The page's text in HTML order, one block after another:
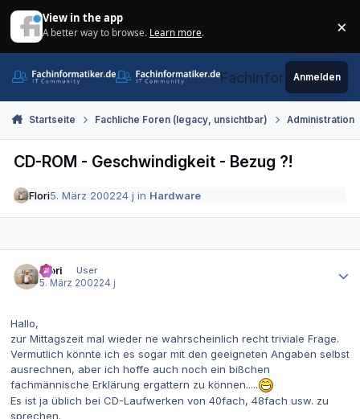
View in the app
A better way to browse. Learn more. ×
Fachinformatiker.de
Anmelden
Startseite Fachliche Foren (legacy, unsichtbar) Administration
CD-ROM - Geschwindigkeit - Bezug ?!
Flori5. März 200224 j in Hardware
Flori
User
5. März 200224 j
Hallo,
zur Mittagszeit mal wieder ne wahrscheinlich recht triviale Frage.
Vermutlich könnte ich es sogar mit den geeigneten Angaben selbst
ausrechnen, aber ich hoffe auch noch ein bißchen
fachmännische Erklärung ergattern zu können.....
Es ist ja üblich bei CD-Laufwerken von 40fach, 48fach usw. zu
sprechen.